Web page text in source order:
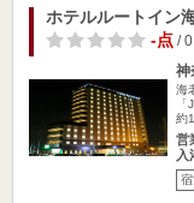
ホテルルートイン
-点/ 0
神
海
約
営
入